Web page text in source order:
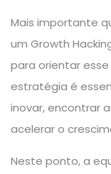
Mais importante
um Growth
para orientar
estratégia é
inovar, encontrar
acelerar o
Neste ponto, a